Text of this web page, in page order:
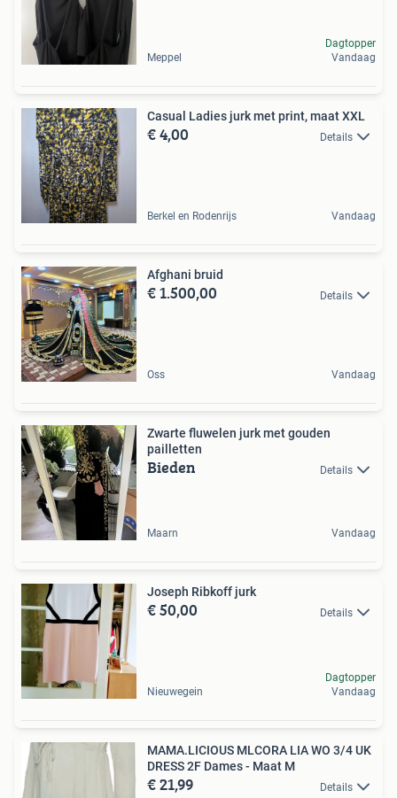
Meppel
Dagtopper
Vandaag
Casual Ladies jurk met print, maat XXL
€ 4,00 Details
Berkel en Rodenrijs Vandaag
Afghani bruid
€ 1.500,00 Details
Oss Vandaag
Zwarte fluwelen jurk met gouden
pailletten
Bieden Details
Maarn Vandaag
Joseph Ribkoff jurk
€ 50,00 Details
Nieuwegein
Dagtopper
Vandaag
MAMA.LICIOUS MLCORA LIA WO 3/4 UK
DRESS 2F Dames - Maat M
€ 21,99 Details